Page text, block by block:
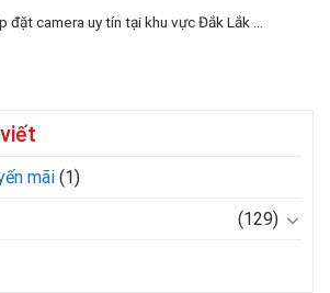
mãi (1)
(129)
đặt camera uy tín tại khu vực Đắk Lắk ...